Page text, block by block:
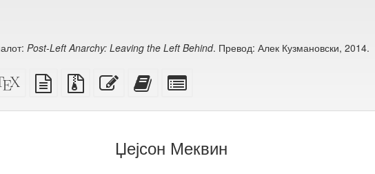
Post-Left Anarchy: Leaving the Left Behind. Превод: Алек Кузмановски, 2014.
XeLaTeX
извор
изворот
Изворни
датотеки
Уреди
Додади
збирката
Џејсон Меквин